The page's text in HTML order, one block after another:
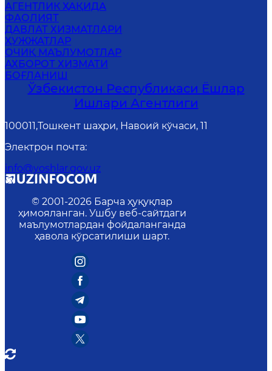
АГЕНТЛИК ҲАҚИДА
ФАОЛИЯТ
ДАВЛАТ ХИЗМАТЛАРИ
ҲУЖЖАТЛАР
ОЧИҚ МАЪЛУМОТЛАР
АХБОРОТ ХИЗМАТИ
БОҒЛАНИШ
Ўзбекистон Республикаси Ёшлар
Ишлари Агентлиги
100011,Тошкент шаҳри, Навоий кўчаси, 11
Электрон почта:
info@yoshlar.gov.uz
© 2001-2026 Барча ҳуқуқлар
ҳимояланган. Ушбу веб-сайтдаги
маълумотлардан фойдаланганда
ҳавола кўрсатилиши шарт.